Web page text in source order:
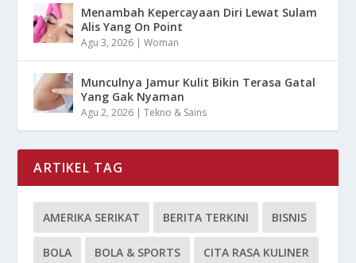
Menambah Kepercayaan Diri Lewat Sulam
Alis Yang On Point
Agu 3, 2026 |Woman
Munculnya Jamur Kulit Bikin Terasa Gatal
Yang Gak Nyaman
Agu 2, 2026 |Tekno & Sains
ARTIKEL TAG
AMERIKA SERIKAT BERITA TERKINI BISNIS
BOLA BOLA & SPORTS CITA RASA KULINER